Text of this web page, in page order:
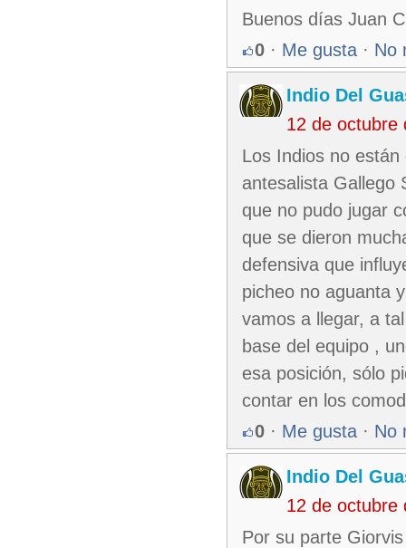
Buenos días Juan
0 · Me gusta · No
Indio Del
12 de octubre
Los Indios no
antesalista Gallego
que no pudo jugar
que se dieron
defensiva que
picheo no aguanta
vamos a llegar, a
base del equipo ,
esa posición, sólo
contar en los
0 · Me gusta · No
Indio Del
12 de octubre
Por su parte